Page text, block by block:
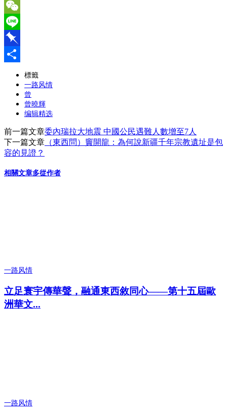
Email
WeChat
Line
Pinboard
標籤
一路风情
曾
曾曉輝
编辑精选
前一篇文章委內瑞拉大地震 中國公民遇難人數增至7人
下一篇文章 （東西問）竇開龍：為何說新疆千年宗教遺址是包
容的見證？
相關文章多從作者
一路风情
立足寰宇傳華聲，融通東西敘同心——第十五屆歐
洲華文...
一路风情